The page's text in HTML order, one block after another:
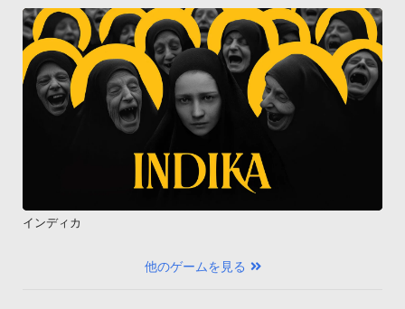
インディカ
他のゲームを見る